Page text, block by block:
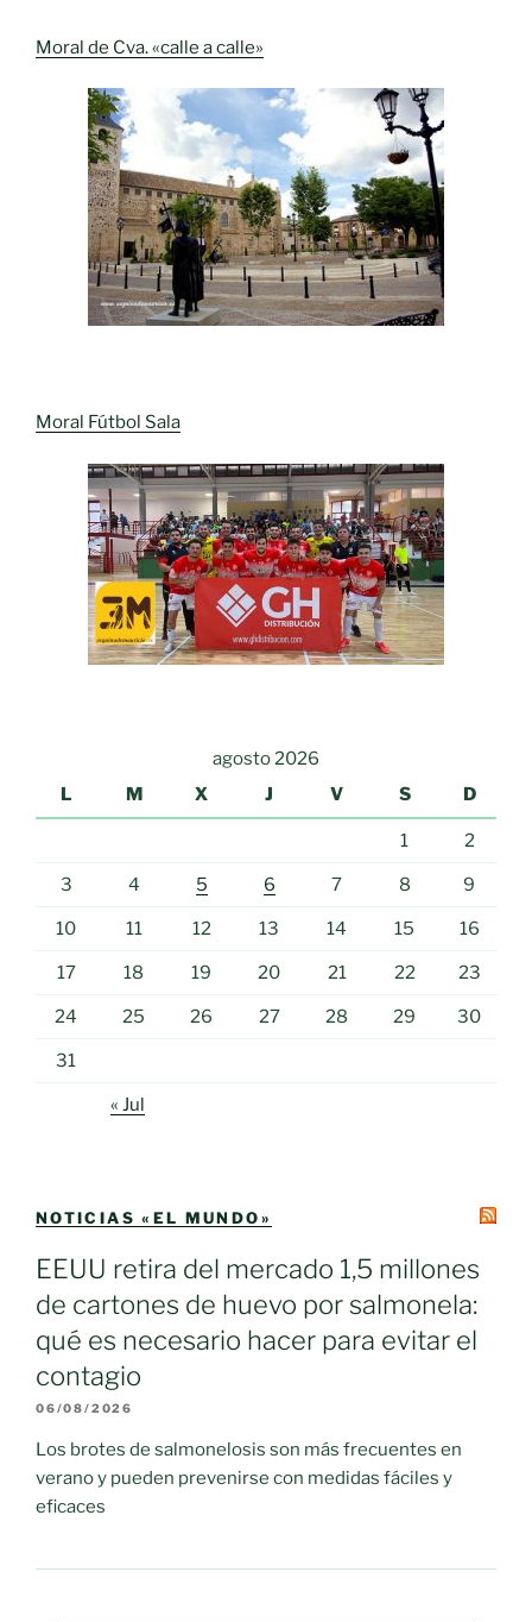
Moral de Cva. «calle a calle»
Moral Fútbol Sala
agosto 2026
L
M X J V S D
1 2
3 4 5 6 7 8 9
10 11 12 13 14 15 16
17 18 19 20 21 22 23
24 25 26 27 28 29 30
31
« Jul
NOTICIAS «EL MUNDO»
EEUU retira del mercado 1,5 millones
de cartones de huevo por salmonela:
qué es necesario hacer para evitar el
contagio
06/08/2026
Los brotes de salmonelosis son más frecuentes en
verano y pueden prevenirse con medidas fáciles y
eficaces